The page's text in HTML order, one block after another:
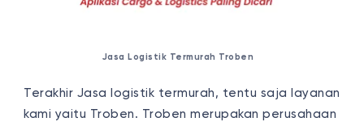
Jasa Logistik Termurah Troben
Terakhir Jasa logistik termurah, tentu saja layanan
kami yaitu Troben. Troben merupakan perusahaan